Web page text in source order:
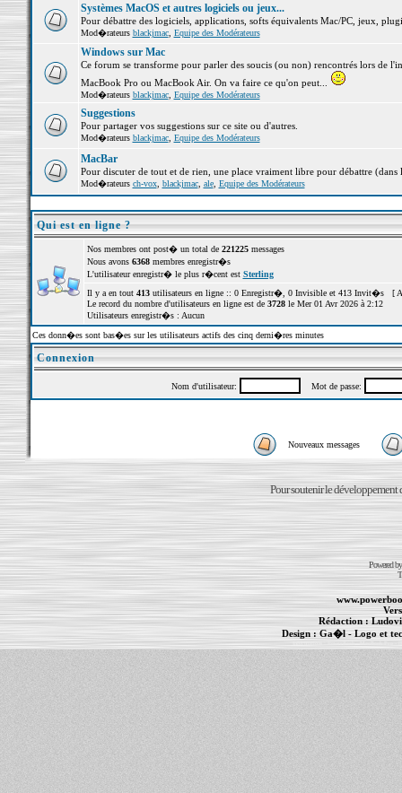
Systèmes MacOS et autres logiciels ou jeux...
Pour débattre des logiciels, applications, softs équivalents Mac/PC, jeux,
Mod�rateurs blackjmac, Equipe des Modérateurs
Windows sur Mac
Ce forum se transforme pour parler des soucis (ou non) rencontrés lors de
MacBook Pro ou MacBook Air. On va faire ce qu'on peut...
Mod�rateurs blackjmac, Equipe des Modérateurs
Suggestions
Pour partager vos suggestions sur ce site ou d'autres.
Mod�rateurs blackjmac, Equipe des Modérateurs
MacBar
Pour discuter de tout et de rien, une place vraiment libre pour débattre (dans
Mod�rateurs ch-vox, blackjmac, ale, Equipe des Modérateurs
Qui est en ligne ?
Nos membres ont post� un total de 221225messages
Nous avons 6368membres enregistr�s
L'utilisateur enregistr� le plus r�cent est Sterling
Il y a en tout 413utilisateurs en ligne :: 0 Enregistr�, 0 Invisible et 413 Invit�s [
Le record du nombre d'utilisateurs en ligne est de 3728le Mer 01 Avr 2026 à 2:12
Utilisateurs enregistr�s : Aucun
Ces donn�es sont bas�es sur les utilisateurs actifs des cinq derni�res minutes
Connexion
Nom d'utilisateur: Mot de passe:
Nouveaux messages
Pour soutenir le développement
Powered
Rédaction :
Design : Ga�l- Logo et